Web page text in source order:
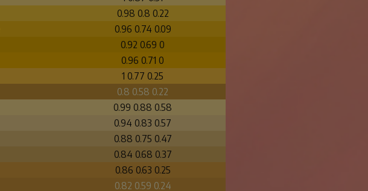
0.98 0.8 0.22
0.96 0.74 0.09
0.92 0.69 0
0.96 0.71 0
1 0.77 0.25
0.8 0.58 0.22
0.99 0.88 0.58
0.94 0.83 0.57
0.88 0.75 0.47
0.84 0.68 0.37
0.86 0.63 0.25
0.82 0.59 0.24